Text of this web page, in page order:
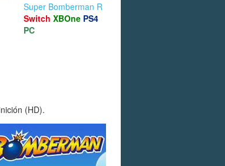
Super Bomberman R
Switch XBOne PS4
PC
(HD).